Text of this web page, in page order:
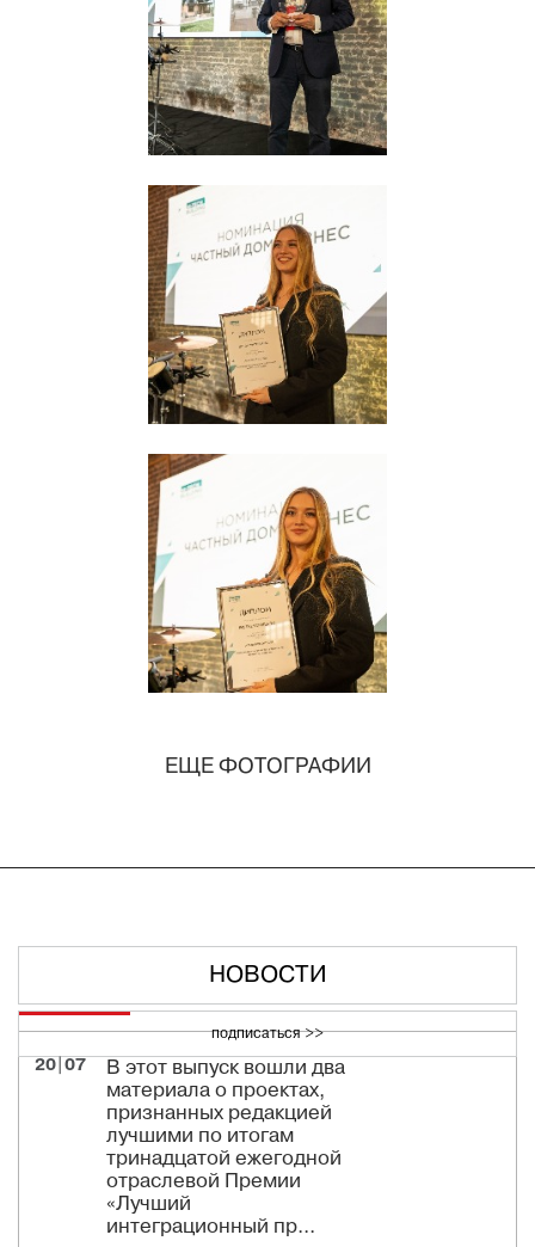
ЕЩЕ ФОТОГРАФИИ
НОВОСТИ
подписаться >>
20|07
В этот выпуск вошли два
материала о проектах,
признанных редакцией
лучшими по итогам
тринадцатой ежегодной
отраслевой Премии
«Лучший
интеграционный пр...